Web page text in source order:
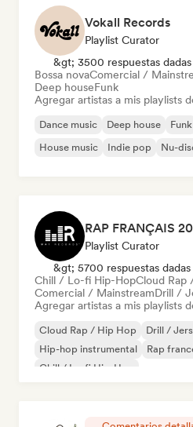
Vokall Records
Playlist Curator
&gt; 3500 respuestas dadas
Bossa novaComercial /
Deep houseFunk
Agregar artistas a mis playlists
Dance music Deep house Funk
House music
Indie pop Nu-
Playlist Curator
&gt; 5700 respuestas dadas
Chill / Lo-fi Hip-HopCloud Rap
Comercial / MainstreamDrill /
Agregar artistas a mis playlists
Cloud Rap / Hip Hop Drill /
Hip-hop instrumental
Rap
Chill / Lo-fi Hip-Hop